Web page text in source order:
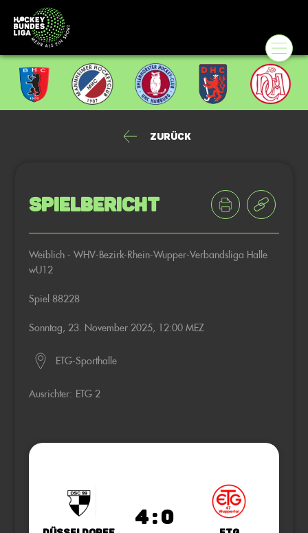
Zurück
Spielbericht
Weiblich - WHV-Bezirk-Rhein-Wupper-Verbandsliga Halle
wU12
Spiel 88228
Sonntag, 23. November 2025, 12:00 MEZ
ETG-Sporthalle
Ausrichter: ETG 2
4 : 0